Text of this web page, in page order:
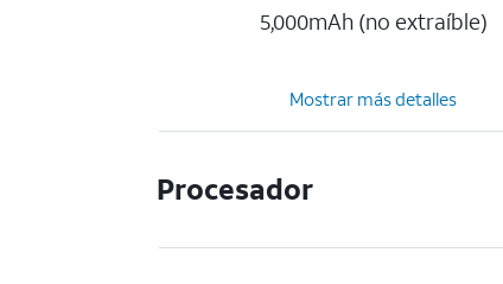
5,000mAh (no extraíble)
Mostrar más detalles
Procesador